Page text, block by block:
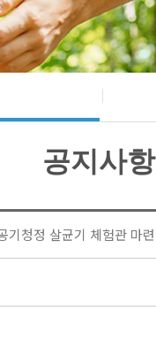
공지사항
기청정 살균기 체험관 마련